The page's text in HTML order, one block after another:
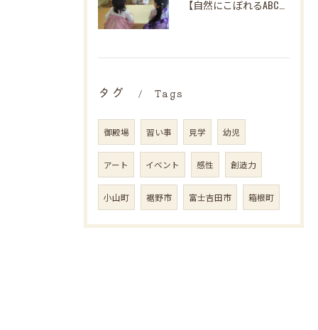
タグ Tags
御殿場 習い事 見学 幼児
アート イベント 感性 創造力
小山町 裾野市 富士吉田市 箱根町